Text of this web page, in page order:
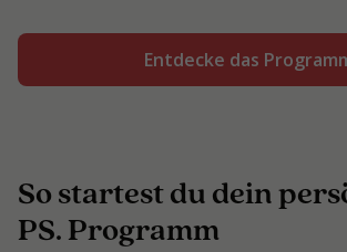
Entdecke das
So startest du dein
PS. Programm